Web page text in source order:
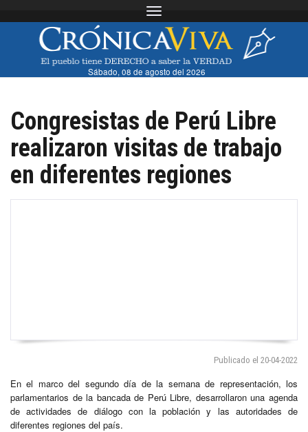
Toggle navigation
Sábado, 08 de agosto del 2026
Congresistas de Perú Libre
realizaron visitas de trabajo
en diferentes regiones
Publicado el 20-04-2022
En el marco del segundo día de la semana de representación, los
parlamentarios de la bancada de Perú Libre, desarrollaron una agenda
de actividades de diálogo con la población y las autoridades de
diferentes regiones del país.